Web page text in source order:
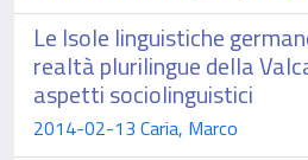
Le Isole linguistiche
realtà plurilingue della
aspetti sociolinguistici
2014-02-13 Caria, Marco